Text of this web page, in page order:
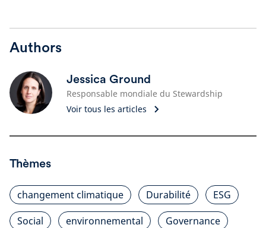
Authors
Jessica Ground
Responsable mondiale du Stewardship
Voir tous les articles
Thèmes
changement climatique Durabilité
ESG
Social
environnemental
Governance